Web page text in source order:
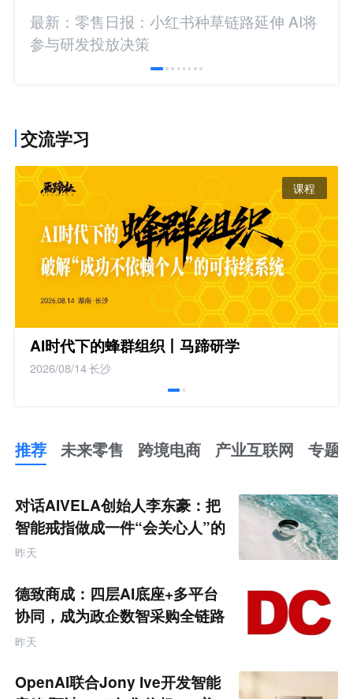
最新：零售日报：小红书种草链路延伸 AI将
参与研发投放决策
交流学习
课程
AI时代下的蜂群组织丨马蹄研学
2026/08/14长沙
推荐 未来零售 跨境电商 产业互联网 专题
来
零
售
跨
境
商
产
业
互
联
网
对话AIVELA创始人李东豪：把
智能戒指做成一件“会关心人”的
饰品
昨天
德致商成：四层AI底座+多平台
协同，成为政企数智采购全链路
服务商
昨天
OpenAI联合Jony Ive开发智能